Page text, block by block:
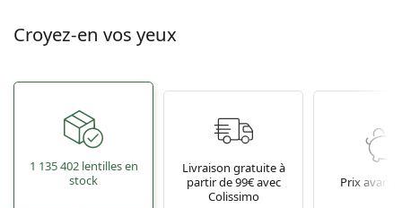
Croyez-en vos yeux
1 135 402 lentilles en
stock
Livraison gratuite à
partir de 99€ avec
Colissimo
Prix